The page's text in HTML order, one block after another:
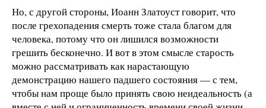
Но, с другой стороны, Иоанн Златоуст говорит, что
после грехопадения смерть тоже стала благом для
человека, потому что он лишился возможности
грешить бесконечно. И вот в этом смысле старость
можно рассматривать как нарастающую
демонстрацию нашего падшего состояния — с тем,
чтобы нам проще было принять свою неидеальность (а